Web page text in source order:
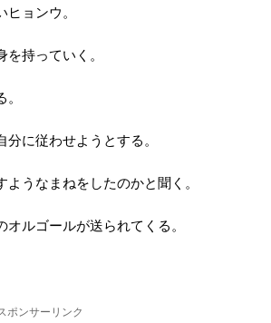
ョンウ。
持っていく。
に従わせようとする。
うなまねをしたのかと聞く。
ルゴールが送られてくる。
ポンサーリンク